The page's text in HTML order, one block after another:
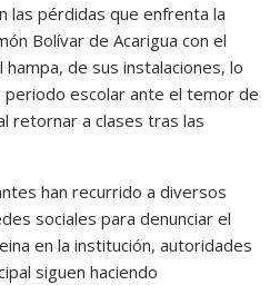
las pérdidas que enfrenta la
Bolívar de Acarigua con el
de sus instalaciones, lo
escolar ante el temor de
retornar a clases tras las
han recurrido a diversos
sociales para denunciar el
en la institución, autoridades
siguen haciendo